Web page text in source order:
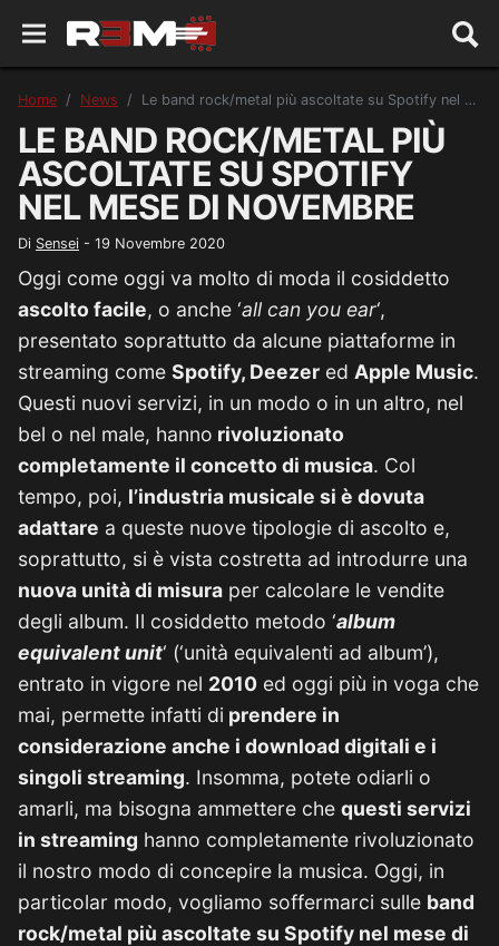
Home News Le band rock/metal più ascoltate su Spotify nel mese di novembre
LE BAND ROCK/METAL PIÙ
ASCOLTATE SU SPOTIFY
NEL MESE DI NOVEMBRE
Di Sensei - 19 Novembre 2020
Oggi come oggi va molto di moda il cosiddetto
ascolto facile, o anche ‘all can you ear‘,
presentato soprattutto da alcune piattaforme in
streaming come Spotify, Deezer ed Apple Music.
Questi nuovi servizi, in un modo o in un altro, nel
bel o nel male, hanno rivoluzionato
completamente il concetto di musica. Col
tempo, poi, l’industria musicale si è dovuta
adattare a queste nuove tipologie di ascolto e,
soprattutto, si è vista costretta ad introdurre una
nuova unità di misura per calcolare le vendite
degli album. Il cosiddetto metodo ‘album
equivalent unit‘ (‘unità equivalenti ad album’),
entrato in vigore nel 2010 ed oggi più in voga che
mai, permette infatti di prendere in
considerazione anche i download digitali e i
singoli streaming. Insomma, potete odiarli o
amarli, ma bisogna ammettere che questi servizi
in streaming hanno completamente rivoluzionato
il nostro modo di concepire la musica. Oggi, in
particolar modo, vogliamo soffermarci sulle band
rock/metal più ascoltate su Spotify nel mese di